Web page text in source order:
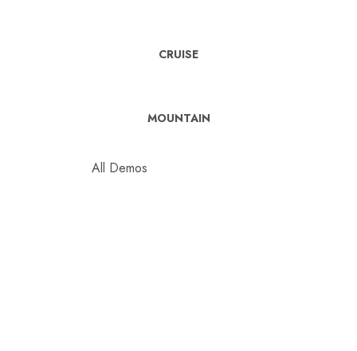
CRUISE
MOUNTAIN
All Demos